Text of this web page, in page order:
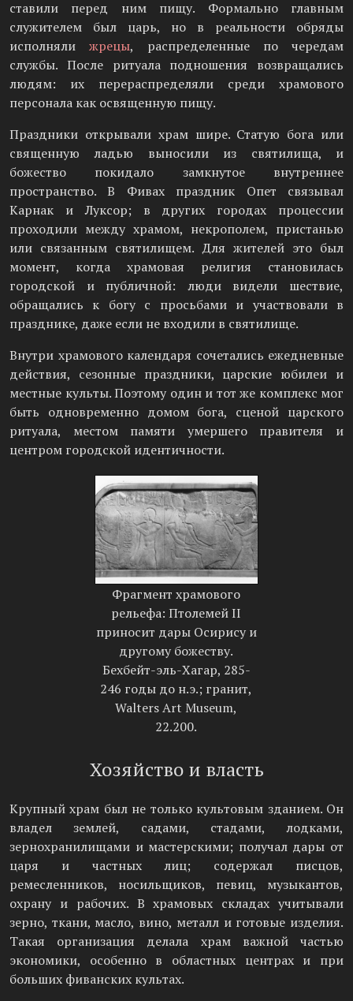
ставили перед ним пищу. Формально главным
служителем был царь, но в реальности обряды
исполнялижрецы, распределенные по чередам
службы. После ритуала подношения возвращались
людям: их перераспределяли среди храмового
персонала как освященную пищу.
Праздники открывали храм шире. Статую бога или
священную ладью выносили из святилища, и
божество покидало замкнутое внутреннее
пространство. В Фивах праздник Опет связывал
Карнак и Луксор; в других городах процессии
проходили между храмом, некрополем, пристанью
или связанным святилищем. Для жителей это был
момент, когда храмовая религия становилась
городской и публичной: люди видели шествие,
обращались к богу с просьбами и участвовали в
празднике, даже если не входили в святилище.
Внутри храмового календаря сочетались ежедневные
действия, сезонные праздники, царские юбилеи и
местные культы. Поэтому один и тот же комплекс мог
быть одновременно домом бога, сценой царского
ритуала, местом памяти умершего правителя и
центром городской идентичности.
Фрагмент храмового
рельефа: Птолемей II
приносит дары Осирису и
другому божеству.
Бехбейт-эль-Хагар, 285-
246 годы до н.э.; гранит,
Walters Art Museum,
22.200.
Хозяйство и власть
Крупный храм был не только культовым зданием. Он
владел землей, садами, стадами, лодками,
зернохранилищами и мастерскими; получал дары от
царя и частных лиц; содержал писцов,
ремесленников, носильщиков, певиц, музыкантов,
охрану и рабочих. В храмовых складах учитывали
зерно, ткани, масло, вино, металл и готовые изделия.
Такая организация делала храм важной частью
экономики, особенно в областных центрах и при
больших фиванских культах.